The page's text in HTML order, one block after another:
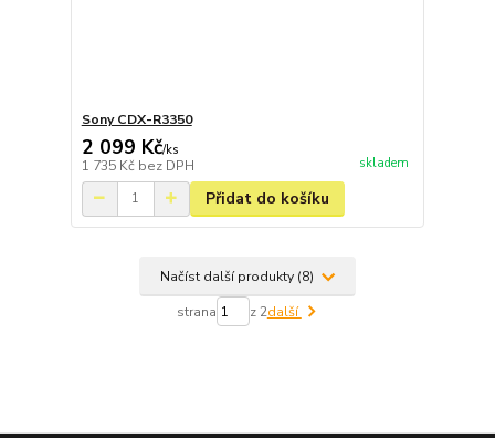
Sony CDX-R3350
2 099 Kč/ks
1 735 Kč bez DPH skladem
Přidat do košíku
Načíst další produkty (8)
strana z 2další